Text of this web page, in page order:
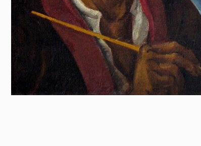
Egyebek
Ünnepek,
megemlékezések
Megyei kitekintő